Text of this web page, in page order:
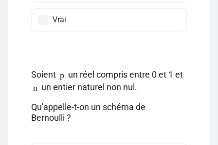
Vrai
Soient p un réel compris entre 0 et 1 et
n un entier naturel non nul.
Qu'appelle-t-on un schéma de
Bernoulli ?